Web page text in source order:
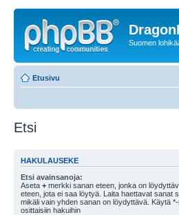
Suomen
Etusivu
Etsi
HAKULAUSEKE
Etsi avainsanoja:
Aseta + merkki sanan eteen, jonka on
eteen, jota ei saa löytyä. Laita haettavat sanat
mikäli vain yhden sanan on löydyttävä. Käytä
osittaisiin hakuihin